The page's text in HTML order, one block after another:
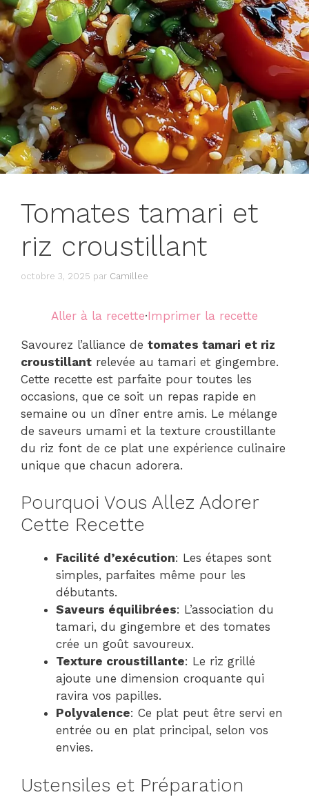
Tomates tamari et
riz croustillant
octobre 3, 2025 par Camillee
Aller à la recette·Imprimer la recette
Savourez l’alliance de tomates tamari et riz
croustillant relevée au tamari et gingembre.
Cette recette est parfaite pour toutes les
occasions, que ce soit un repas rapide en
semaine ou un dîner entre amis. Le mélange
de saveurs umami et la texture croustillante
du riz font de ce plat une expérience culinaire
unique que chacun adorera.
Pourquoi Vous Allez Adorer
Cette Recette
Facilité d’exécution: Les étapes sont
simples, parfaites même pour les
débutants.
Saveurs équilibrées: L’association du
tamari, du gingembre et des tomates
crée un goût savoureux.
Texture croustillante: Le riz grillé
ajoute une dimension croquante qui
ravira vos papilles.
Polyvalence: Ce plat peut être servi en
entrée ou en plat principal, selon vos
envies.
Ustensiles et Préparation